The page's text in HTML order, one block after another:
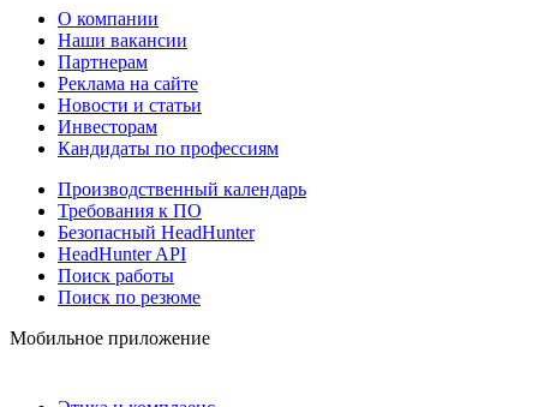
О компании
Наши вакансии
Партнерам
Реклама на сайте
Новости и статьи
Инвесторам
Кандидаты по профессиям
Производственный календарь
Требования к ПО
Безопасный HeadHunter
HeadHunter API
Поиск работы
Поиск по резюме
Мобильное приложение